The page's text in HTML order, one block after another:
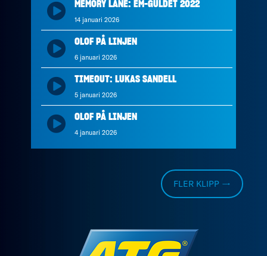
MEMORY LANE: EM-GULDET 2022
14 januari 2026
OLOF PÅ LINJEN
6 januari 2026
TIMEOUT: LUKAS SANDELL
5 januari 2026
OLOF PÅ LINJEN
4 januari 2026
FLER KLIPP →